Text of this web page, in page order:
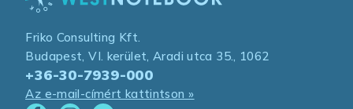
Friko Consulting Kft.
Budapest, VI. kerület, Aradi utca 35., 1062
+36-30-7939-000
Az e-mail-címért kattintson »